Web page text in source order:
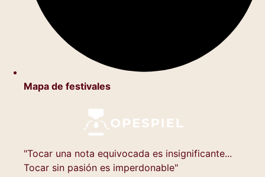
Mapa de festivales
"Tocar una nota equivocada es insignificante...
Tocar sin pasión es imperdonable"